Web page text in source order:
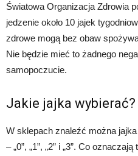
Światowa Organizacja Zdrowia
jedzenie około 10 jajek
zdrowe mogą bez obaw
Nie będzie mieć to żadnego
samopoczucie.
Jakie jajka wybierać?
W sklepach znaleźć można
– „0”, „1”, „2” i „3”. Co